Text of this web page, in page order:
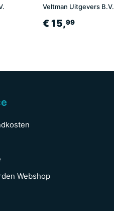
Veltman Uitgevers B.V.
€ 15,99
Webshop